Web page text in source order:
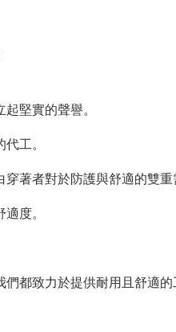
堅實的聲譽。
工。
著者對於防護與舒適的雙重
度。
都致力於提供耐用且舒適的